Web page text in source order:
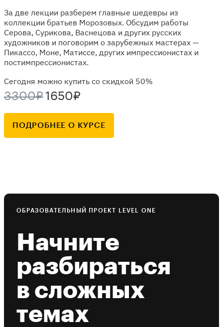
За две лекции разберем главные шедевры из
коллекции братьев Морозовых. Обсудим работы
Серова, Сурикова, Васнецова и других русских
художников и поговорим о зарубежных мастерах —
Пикассо, Моне, Матиссе, других импрессионистах и
постимпрессионистах.
Сегодня можно купить со скидкой 50%
3300₽ 1650₽
ПОДРОБНЕЕ О КУРСЕ
ОБРАЗОВАТЕЛЬНЫЙ ПРОЕКТ LEVEL ONE
Начните
разбираться
в сложных
темах